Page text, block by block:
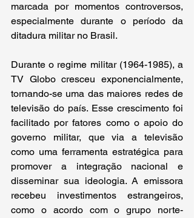
marcada por momentos controversos,
especialmente durante o período da
ditadura militar no Brasil.
Durante o regime militar (1964-1985), a
TV Globo cresceu exponencialmente,
tornando-se uma das maiores redes de
televisão do país. Esse crescimento foi
facilitado por fatores como o apoio do
governo militar, que via a televisão
como uma ferramenta estratégica para
promover a integração nacional e
disseminar sua ideologia. A emissora
recebeu investimentos estrangeiros,
como o acordo com o grupo norte-